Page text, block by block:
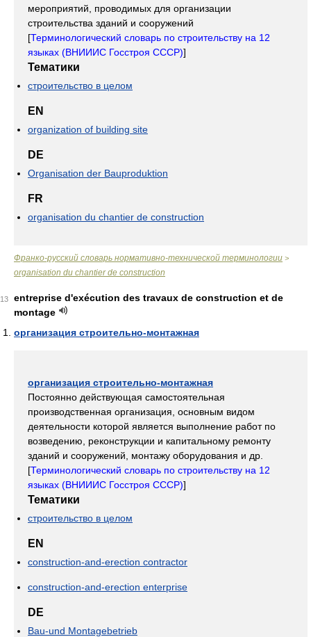
мероприятий, проводимых для организации
строительства зданий и сооружений
[Терминологический словарь по строительству на 12
языках (ВНИИИС Госстроя СССР)]
Тематики
строительство в целом
EN
organization of building site
DE
Organisation der Bauproduktion
FR
organisation du chantier de construction
Франко-русский словарь нормативно-технической терминологии >
organisation du chantier de construction
13
entreprise d'exécution des travaux de construction et de
montage
организация строительно-монтажная
организация строительно-монтажная
Постоянно действующая самостоятельная
производственная организация, основным видом
деятельности которой является выполнение работ по
возведению, реконструкции и капитальному ремонту
зданий и сооружений, монтажу оборудования и др.
[Терминологический словарь по строительству на 12
языках (ВНИИИС Госстроя СССР)]
Тематики
строительство в целом
EN
construction-and-erection contractor
construction-and-erection enterprise
DE
Bau-und Montagebetrieb